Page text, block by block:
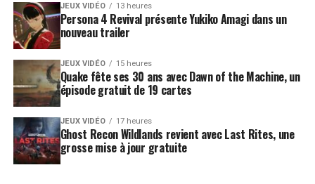
JEUX VIDÉO 13 heures
Persona 4 Revival présente Yukiko Amagi dans un
nouveau trailer
JEUX VIDÉO 15 heures
Quake fête ses 30 ans avec Dawn of the Machine, un
épisode gratuit de 19 cartes
JEUX VIDÉO 17 heures
Ghost Recon Wildlands revient avec Last Rites, une
grosse mise à jour gratuite